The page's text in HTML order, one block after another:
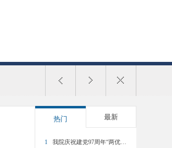
热门 最新
1 我院庆祝建党97周年“两优一先”表彰大会暨专题党课举行